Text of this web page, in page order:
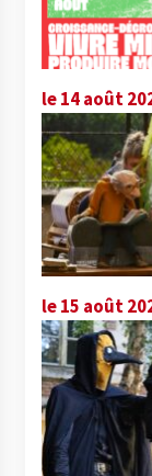
le 14 août
le 15 août